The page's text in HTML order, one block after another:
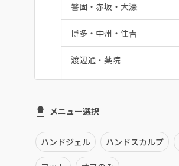
警固・赤坂・大濠
博多・中州・住吉
渡辺通・薬院
六本松・別府・西新
井尻・南福岡・春日原
メニュー選択
ハンドジェル ハンドスカルプ